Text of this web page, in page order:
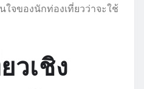
จของนักท่องเที่ยวว่าจะใช้
วเชิง